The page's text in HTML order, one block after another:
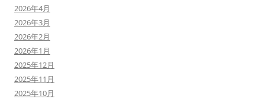
2026年4月
2026年3月
2026年2月
2026年1月
2025年12月
2025年11月
2025年10月